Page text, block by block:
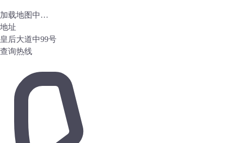
加载地图中…
地址
皇后大道中99号
查询热线